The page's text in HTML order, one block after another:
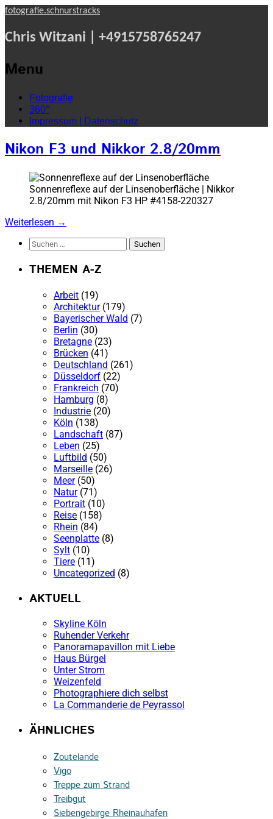
fotografie.schnurstracks
Chris Witzani | +4915758765247
Menu
Skip
content
Fotografie
360°
Impressum | Datenschutz
Nikon F3 und Nikkor 2.8/20mm
Sonnenreflexe auf der Linsenoberfläche | Nikkor
2.8/20mm mit Nikon F3 HP #4158-220327
Weiterlesen →
Suchen
nach:
THEMEN A-Z
Arbeit (19)
Architektur(179)
Bayerischer Wald (7)
Berlin (30)
Bretagne (23)
Brücken (41)
Deutschland (261)
Düsseldorf (22)
Frankreich (70)
Hamburg (8)
Industrie (20)
Köln (138)
Landschaft (87)
Leben (25)
Luftbild (50)
Marseille (26)
Meer(50)
Natur(71)
Portrait (10)
Reise (158)
Rhein (84)
Seenplatte (8)
Sylt (10)
Tiere (11)
Uncategorized (8)
AKTUELL
Skyline Köln
Ruhender Verkehr
Panoramapavillon mit Liebe
Haus Bürgel
Unter Strom
Weizenfeld
Photographiere dich selbst
La Commanderie de Peyrassol
ÄHNLICHES
Zoutelande
Vigo
Treppe zum Strand
Treibgut
Siebengebirge Rheinauhafen